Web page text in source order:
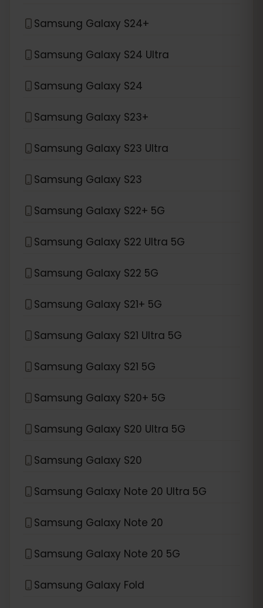
Samsung Galaxy S24+
Samsung Galaxy S24 Ultra
Samsung Galaxy S24
Samsung Galaxy S23+
Samsung Galaxy S23 Ultra
Samsung Galaxy S23
Samsung Galaxy S22+ 5G
Samsung Galaxy S22 Ultra 5G
Samsung Galaxy S22 5G
Samsung Galaxy S21+ 5G
Samsung Galaxy S21 Ultra 5G
Samsung Galaxy S21 5G
Samsung Galaxy S20+ 5G
Samsung Galaxy S20 Ultra 5G
Samsung Galaxy S20
Samsung Galaxy Note 20 Ultra 5G
Samsung Galaxy Note 20
Samsung Galaxy Note 20 5G
Samsung Galaxy Fold